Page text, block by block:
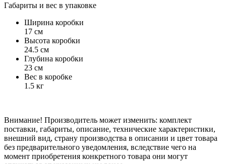
Габариты и вес в упаковке
Ширина коробки
17 см
Высота коробки
24.5 см
Глубина коробки
23 см
Вес в коробке
1.5 кг
Внимание! Производитель может изменить: комплект
поставки, габариты, описание, технические характеристики,
внешний вид, страну производства в описании и цвет товара
без предварительного уведомления, вследствие чего на
момент приобретения конкретного товара они могут